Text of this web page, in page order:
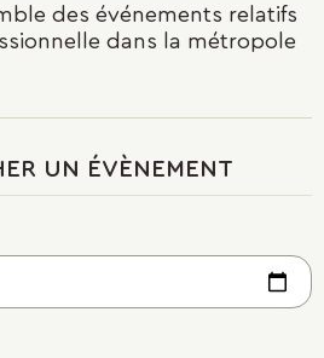
des événements relatifs
dans la métropole
UN ÉVÈNEMENT